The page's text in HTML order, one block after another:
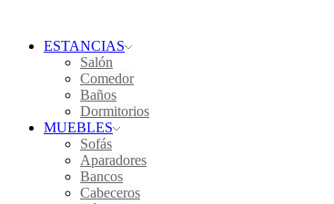
ESTANCIAS
Salón
Comedor
Baños
Dormitorios
MUEBLES
Sofás
Aparadores
Bancos
Cabeceros